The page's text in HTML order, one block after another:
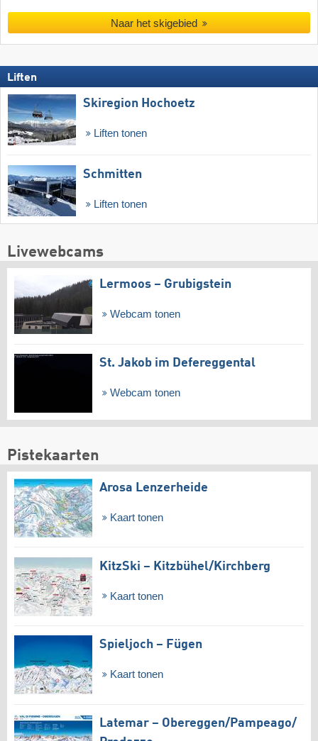
Naar het skigebied
Liften
Skiregion Hochoetz
Liften tonen
Schmitten
Liften tonen
Livewebcams
Lermoos – Grubigstein
Webcam tonen
St. Jakob im Defereggental
Webcam tonen
Pistekaarten
Arosa Lenzerheide
Kaart tonen
KitzSki – Kitzbühel/​Kirchberg
Kaart tonen
Spieljoch – Fügen
Kaart tonen
Latemar – Obereggen/​Pampeago/​